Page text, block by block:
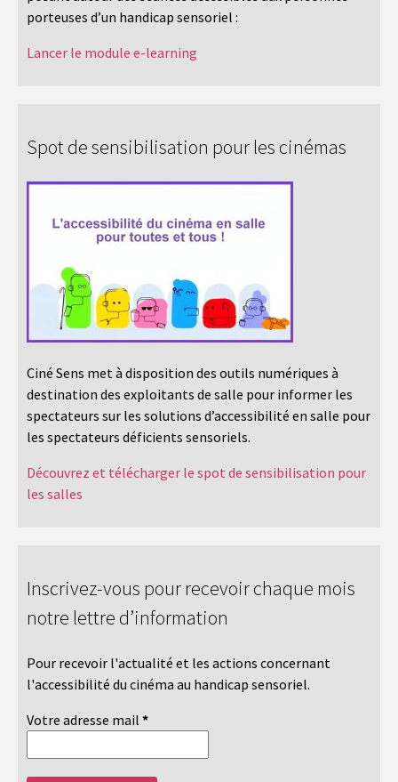
porteuses d’un handicap sensoriel :
Lancer le module e-learning
Spot de sensibilisation pour les cinémas
Ciné Sens met à disposition des outils numériques à
destination des exploitants de salle pour informer les
spectateurs sur les solutions d’accessibilité en salle pour
les spectateurs déficients sensoriels.
Découvrez et télécharger le spot de sensibilisation pour
les salles
Inscrivez-vous pour recevoir chaque mois
notre lettre d’information
Pour recevoir l'actualité et les actions concernant
l'accessibilité du cinéma au handicap sensoriel.
Votre adresse mail *